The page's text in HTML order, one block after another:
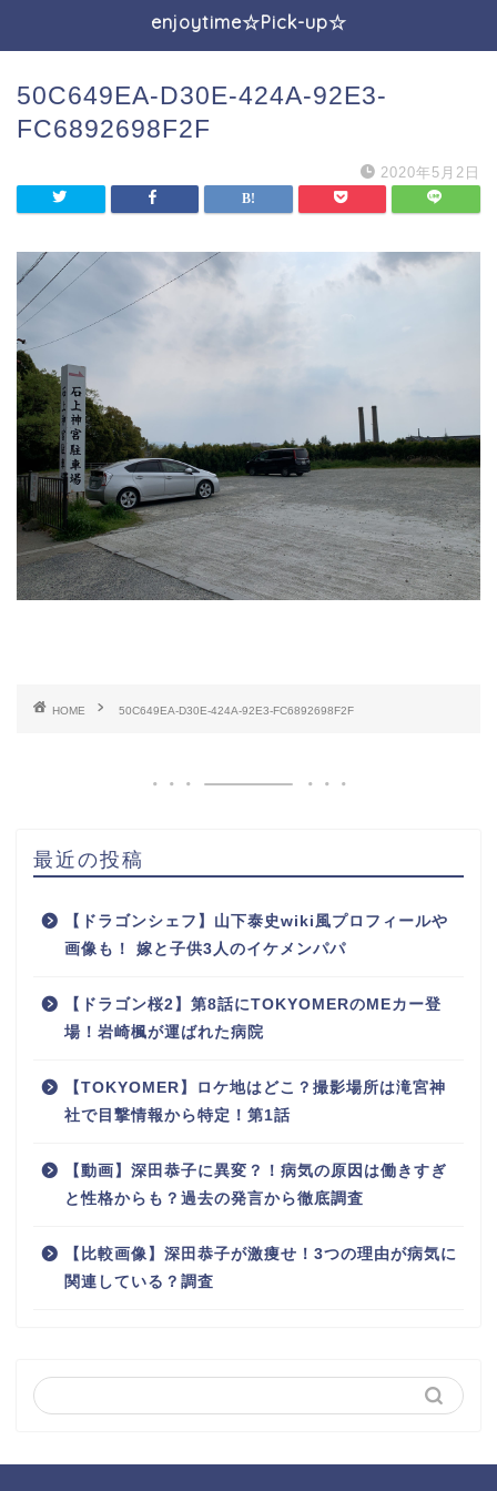
enjoytime☆Pick-up☆
50C649EA-D30E-424A-92E3-
FC6892698F2F
2020年5月2日
HOME 50C649EA-D30E-424A-92E3-FC6892698F2F
最近の投稿
【ドラゴンシェフ】山下泰史wiki風プロフィールや
画像も！ 嫁と子供3人のイケメンパパ
【ドラゴン桜2】第8話にTOKYOMERのMEカー登
場！岩崎楓が運ばれた病院
【TOKYOMER】ロケ地はどこ？撮影場所は滝宮神
社で目撃情報から特定！第1話
【動画】深田恭子に異変？！病気の原因は働きすぎ
と性格からも？過去の発言から徹底調査
【比較画像】深田恭子が激痩せ！3つの理由が病気に
関連している？調査